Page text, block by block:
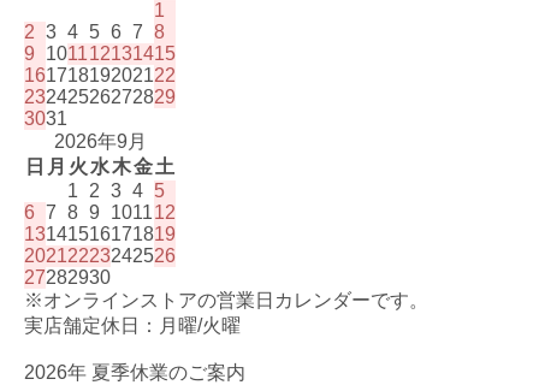
1
2 3 4 5 6 7 8
9
101112131415
16171819202122
23242526272829
3031
2026年9月
日 月 火 水木金土
1
2 3 4 5
6 7 8 9 101112
13141516171819
20212223242526
27282930
※オンラインストアの営業日カレンダーです。
実店舗定休日：月曜/火曜
2026年 夏季休業のご案内